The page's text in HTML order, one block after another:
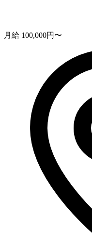
月給 100,000円〜